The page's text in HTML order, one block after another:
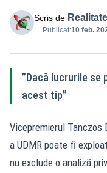
Scris de
Publicat:10 feb.
”Dacă lucrurile se
acest tip”
Vicepremierul
a UDMR poate fi
nu exclude o analiză